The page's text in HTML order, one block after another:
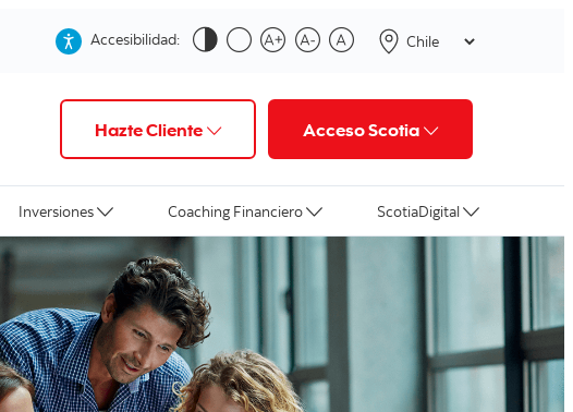
Accesibilidad:
Hazte Cliente Acceso Scotia
Inversiones Coaching Financiero ScotiaDigital